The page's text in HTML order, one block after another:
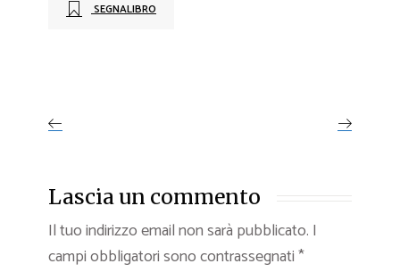
SEGNALIBRO
Lascia un commento
Il tuo indirizzo email non sarà pubblicato. I
campi obbligatori sono contrassegnati*